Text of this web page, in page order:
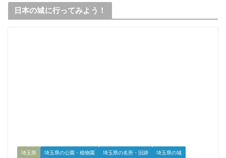
日本の城に行ってみよう！
埼玉県 埼玉県の公園・植物園 埼玉県の名所・旧跡 埼玉県の城